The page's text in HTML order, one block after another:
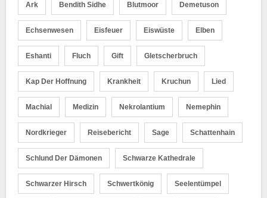
Ark Bendith Sidhe Blutmoor Demetuson
Echsenwesen Eisfeuer Eiswüste Elben
Eshanti Fluch Gift Gletscherbruch
Kap Der Hoffnung Krankheit Kruchun Lied
Machial Medizin Nekrolantium Nemephin
Nordkrieger Reisebericht Sage Schattenhain
Schlund Der Dämonen Schwarze Kathedrale
Schwarzer Hirsch Schwertkönig Seelentümpel